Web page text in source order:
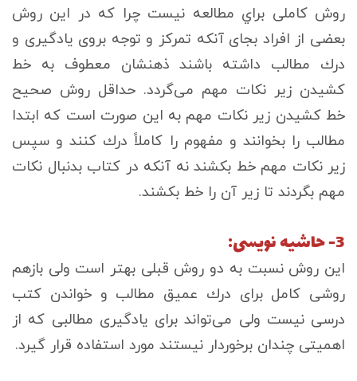
روش كاملی براي مطالعه نيست چرا كه در اين روش
بعضی از افراد بجای آنكه تمركز و توجه بروی يادگيری و
درك مطالب داشته باشند ذهنشان معطوف به خط
كشيدن زير نكات مهم می‌گردد. حداقل روش صحيح
خط كشيدن زير نكات مهم به اين صورت است كه ابتدا
مطالب را بخوانند و مفهوم را كاملاً درك كنند و سپس
زير نكات مهم خط بكشند نه آنكه در كتاب بدنبال نكات
مهم بگردند تا زير آن را خط بكشند.
3- حاشيه نويسی:
اين روش نسبت به دو روش قبلی بهتر است ولی بازهم
روشی كامل برای درك عميق مطالب و خواندن كتب
درسی نيست ولی می‌تواند برای يادگيری مطالبی كه از
اهميتی چندان برخوردار نيستند مورد استفاده قرار گيرد.